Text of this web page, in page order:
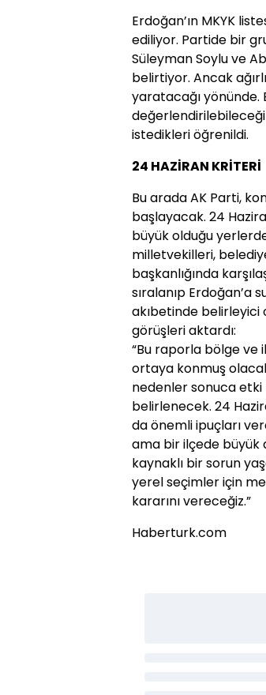
Erdoğan’ın MKYK
ediliyor. Partide bir
Süleyman Soylu ve
belirtiyor. Ancak
yaratacağı yönünde.
istedikleri öğrenildi.
24 HAZİRAN KRİTERİ
Bu arada AK Parti,
başlayacak. 24
büyük olduğu
milletvekilleri,
başkanlığında
sıralanıp Erdoğan’a
akıbetinde belirleyici
görüşleri aktardı:
“Bu raporla bölge ve
ortaya konmuş
nedenler sonuca etki
belirlenecek. 24
da önemli ipuçları
ama bir ilçede büyük
kaynaklı bir sorun
yerel seçimler için
kararını vereceğiz.”
Haberturk.com